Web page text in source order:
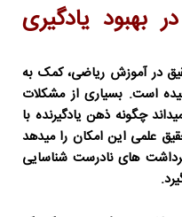
بهبود یادگیری
در آموزش ریاضی، کمک به
است. بسیاری از مشکلات
چگونه ذهن یادگیرنده با
علمی این امکان را میدهد
های نادرست شناسایی